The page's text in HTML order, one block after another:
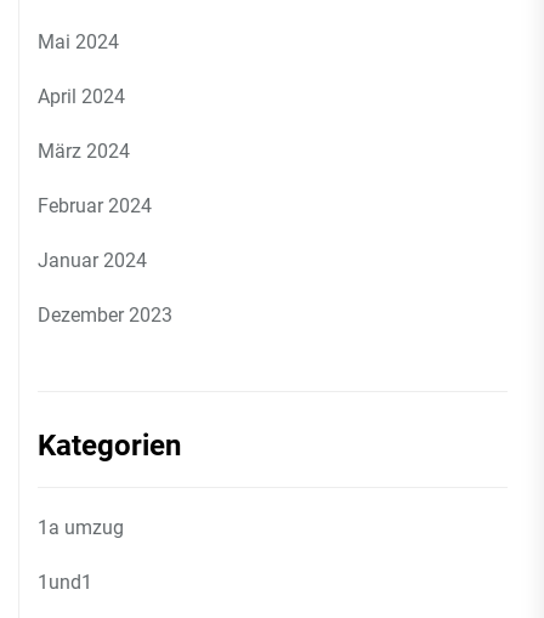
Mai 2024
April 2024
März 2024
Februar 2024
Januar 2024
Dezember 2023
Kategorien
1a umzug
1und1